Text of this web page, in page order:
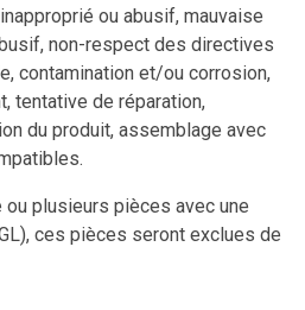
ou abusif, mauvaise
non-respect des directives
contamination et/ou corrosion,
tentative de réparation,
du produit, assemblage avec
plusieurs pièces avec une
ces pièces seront exclues de